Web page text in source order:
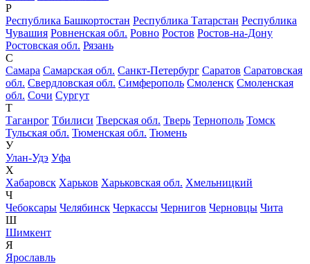
Р
Республика Башкортостан Республика Татарстан Республика
Чувашия Ровненская обл. Ровно Ростов Ростов-на-Дону
Ростовская обл. Рязань
С
Самара Самарская обл. Санкт-Петербург Саратов Саратовская
обл. Свердловская обл. Симферополь Смоленск Смоленская
обл. Сочи Сургут
Т
Таганрог Тбилиси Тверская обл. Тверь Тернополь Томск
Тульская обл. Тюменская обл. Тюмень
У
Улан-Удэ Уфа
Х
Хабаровск Харьков Харьковская обл. Хмельницкий
Ч
Чебоксары Челябинск Черкассы Чернигов Черновцы Чита
Ш
Шимкент
Я
Ярославль